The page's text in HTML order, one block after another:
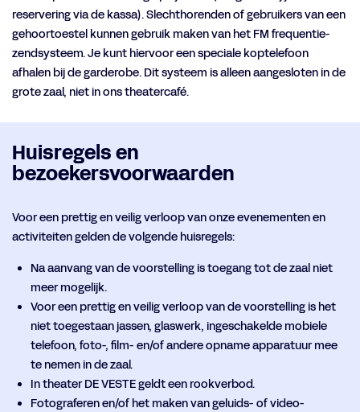
reservering via de kassa). Slechthorenden of gebruikers van een
gehoortoestel kunnen gebruik maken van het FM frequentie-
zendsysteem. Je kunt hiervoor een speciale koptelefoon
afhalen bij de garderobe. Dit systeem is alleen aangesloten in de
grote zaal, niet in ons theatercafé.
Huisregels en
bezoekersvoorwaarden
Voor een prettig en veilig verloop van onze evenementen en
activiteiten gelden de volgende huisregels:
Na aanvang van de voorstelling is toegang tot de zaal niet
meer mogelijk.
Voor een prettig en veilig verloop van de voorstelling is het
niet toegestaan jassen, glaswerk, ingeschakelde mobiele
telefoon, foto-, film- en/of andere opname apparatuur mee
te nemen in de zaal.
In theater DE VESTE geldt een rookverbod.
Fotograferen en/of het maken van geluids- of video-